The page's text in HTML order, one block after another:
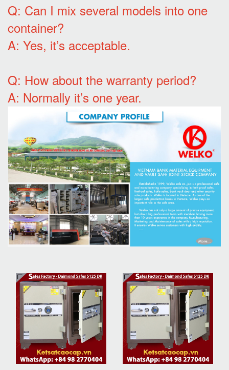
Q: Can I mix several models into one
container?
A: Yes, it’s acceptable.
Q: How about the warranty period?
A: Normally it’s one year.